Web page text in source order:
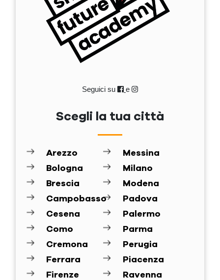
Seguici su e
Scegli la tua città
Arezzo
Bologna
Brescia
Campobasso
Cesena
Como
Cremona
Ferrara
Firenze
Messina
Milano
Modena
Padova
Palermo
Parma
Perugia
Piacenza
Ravenna